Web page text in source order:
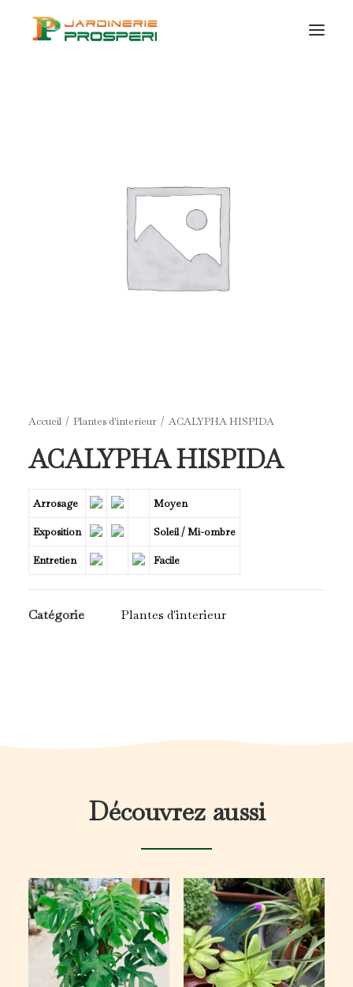
CONTACT
Accueil Plantes d'interieur ACALYPHA HISPIDA
ACALYPHA HISPIDA
Arrosage Moyen
Exposition Soleil / Mi-ombre
Entretien Facile
Catégorie Plantes d'interieur
Découvrez aussi